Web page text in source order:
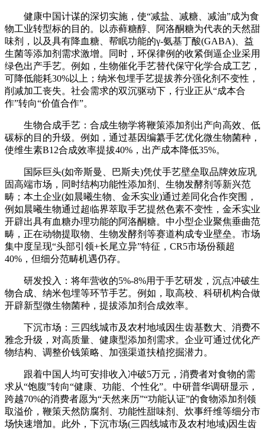
健康中国计谋的深切实施，使“减盐、减糖、减油”成为食
物工业转型标的目的。以赤藓糖醇、阿洛酮糖为代表的天然甜
味剂，以及具有降血糖、帮眠功能的γ-氨基丁酸(GABA)、益
生菌等添加剂需求激增。同时，环保律例的收紧倒逼企业采用
绿色出产手艺。例如，生物催化手艺替代保守化学合成工艺，
可降低能耗30%以上；纳米包埋手艺提拔养分强化剂不变性，
削减加工丧失。社会需求的双沉驱动下，行业正从“成本合
作”转向“价值合作”。
生物合成手艺：合成生物学将鞭策添加剂出产向高效、低
碳标的目的升级。例如，通过基因编纂手艺优化微生物菌种，
使维生素B12合成效率提拔40%，出产成本降低35%。
国际巨头(如帝斯曼、巴斯夫)凭仗手艺壁垒取品牌效应巩
固高端市场，同时结构功能性添加剂、生物发酵剂等新兴范
畴；本土企业(如晨曦生物、金禾实业)通过差同化合作突围，
例如晨曦生物通过超临界萃取手艺提然色素不变性，金禾实业
开辟出具有血糖办理功能的阿洛酮糖。中小型企业聚焦垂曲范
畴，正在动物提取物、生物发酵剂等赛道构成专业壁垒。市场
集中度呈现“头部引领+长尾立异”特征，CR5市场份额超
40%，但细分范畴机遇仍存。
研发投入：将年营收的5%-8%用于手艺研发，沉点冲破生
物合成、纳米包埋等环节手艺。例如，取高校、科研机构合做
开辟新型微生物菌种，提拔添加剂合成效率。
下沉市场：三四线城市及农村地域因生齿基数大、消费不
雅念升级，对高质量、健康型添加剂需求。企业可通过优化产
物结构、调整价钱策略、加强渠道扶植挖掘潜力。
跟着中国人均可安排收入冲破5万元，消费者对食物的需
求从“饱腹”转向“健康、功能、个性化”。中研普华调研显示，
跨越70%的消费者愿为“天然来历”“功能认证”的食物添加剂领
取溢价，鞭策天然防腐剂、功能性甜味剂、炊事纤维等细分市
场快速增加。此外，下沉市场(三四线城市及农村地域)因生齿